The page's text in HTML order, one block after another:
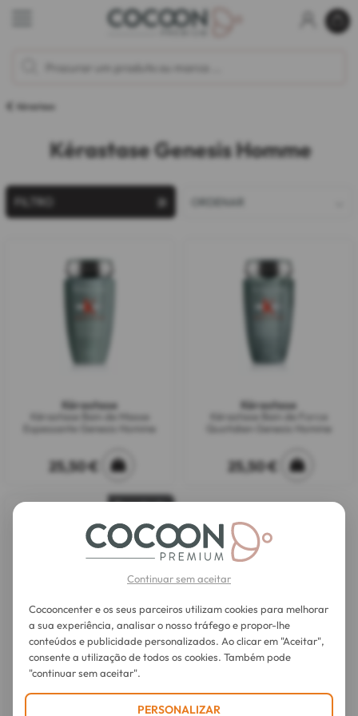
Kérastase
Kérastase Genesis Homme
ORDENAR
FILTRO
Kérastase
Kérastase Bain de Masse
Espessante Genesis Homme
25,50 €
Kérastase
Kérastase Bain de Force
Quotidien Genesis Homme
25,50 €
Esgotado
Kérastase
Kérastase Sérum Fortificante
Antiqueda Genesis Homme
Continuar sem aceitar
Cocooncenter e os seus parceiros utilizam cookies para melhorar
a sua experiência, analisar o nosso tráfego e propor-lhe
conteúdos e publicidade personalizados. Ao clicar em "Aceitar",
consente a utilização de todos os cookies. Também pode
"continuar sem aceitar".
PERSONALIZAR